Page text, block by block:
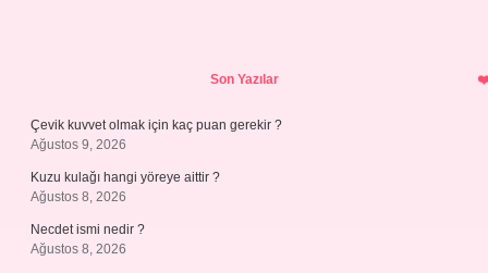
Son Yazılar
Çevik kuvvet olmak için kaç puan gerekir ?
Ağustos 9, 2026
Kuzu kulağı hangi yöreye aittir ?
Ağustos 8, 2026
Necdet ismi nedir ?
Ağustos 8, 2026